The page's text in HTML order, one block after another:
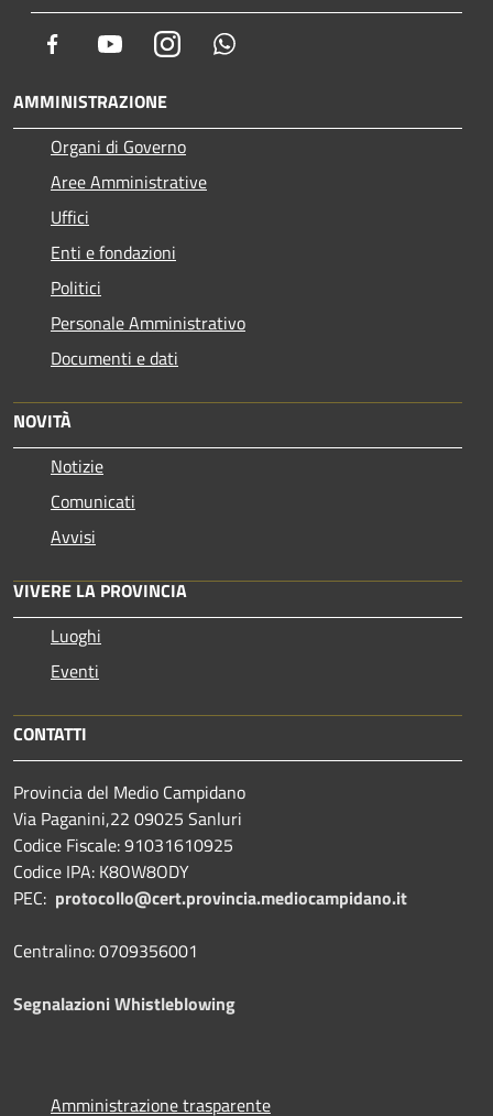
Facebook YoutubeInstagram
AMMINISTRAZIONE
Organi di Governo
Aree Amministrative
Uffici
Enti e fondazioni
Politici
Personale Amministrativo
Documenti e dati
NOVITÀ
Notizie
Comunicati
Avvisi
VIVERE LA PROVINCIA
Luoghi
Eventi
CONTATTI
Provincia del Medio Campidano
Via Paganini,22 09025 Sanluri
Codice Fiscale: 91031610925
Codice IPA: K8OW8ODY
PEC: protocollo@cert.provincia.mediocampidano.it
Centralino: 0709356001
Segnalazioni Whistleblowing
Amministrazione trasparente